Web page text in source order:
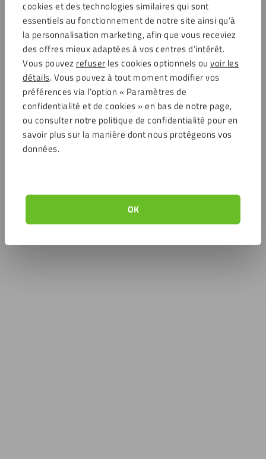
cookies et des technologies similaires qui sont
essentiels au fonctionnement de notre site ainsi qu’à
la personnalisation marketing, afin que vous receviez
des offres mieux adaptées à vos centres d’intérêt.
Vous pouvez refuser les cookies optionnels ou voir les
détails. Vous pouvez à tout moment modifier vos
préférences via l’option « Paramètres de
confidentialité et de cookies » en bas de notre page,
ou consulter notre politique de confidentialité pour en
savoir plus sur la manière dont nous protégeons vos
données.
OK